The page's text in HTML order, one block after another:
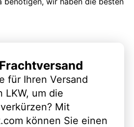
für Ihren Versand
LKW, um die
Mit
können Sie einen